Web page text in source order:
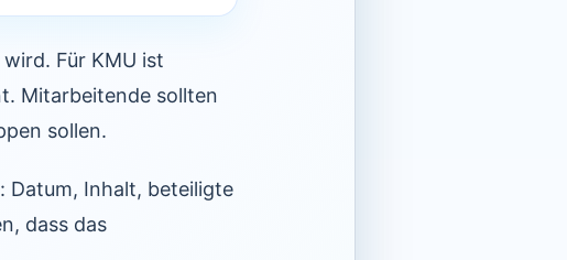
Für KMU ist
Mitarbeitende sollten
sollen.
Datum, Inhalt, beteiligte
dass das